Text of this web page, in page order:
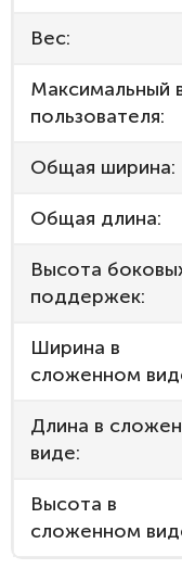
Вес:
Максимальный
пользователя:
Общая ширина:
Общая длина:
Высота
поддержек:
Ширина в
сложенном
Длина в
виде:
Высота в
сложенном